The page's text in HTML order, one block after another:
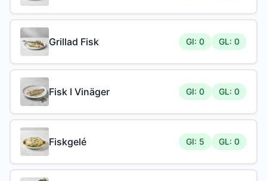
Grillad Fisk GI: 0 GL: 0
Fisk I Vinäger GI: 0 GL: 0
Fiskgelé GI: 5 GL: 0